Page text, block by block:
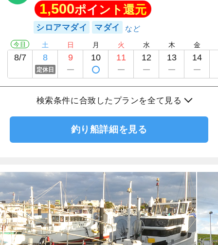
1,500ポイント還元
シロアマダイ マダイ
今日
8/7
土
8
定休日
日
9
月
10
火
11
水
12
木
13
金
14
検索条件に合致したプランを全て見る
釣り船詳細を見る